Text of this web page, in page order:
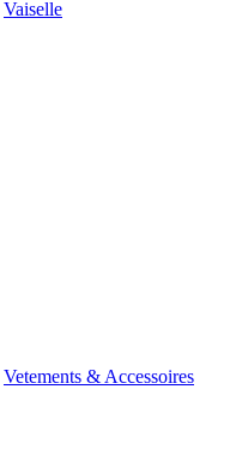
Vaiselle
Vetements & Accessoires